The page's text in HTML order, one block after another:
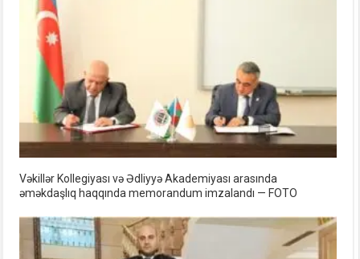
Vəkillər Kollegiyası və Ədliyyə Akademiyası arasında
əməkdaşlıq haqqında memorandum imzalandı — FOTO